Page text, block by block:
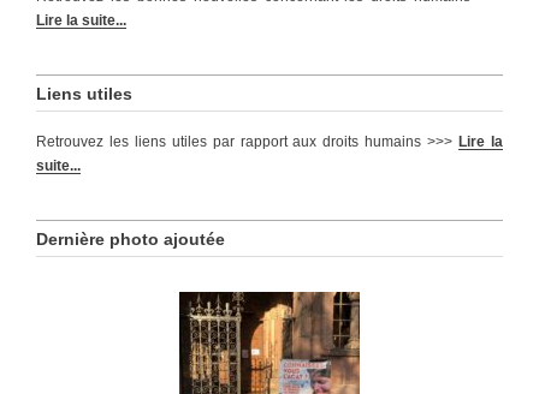
Lire la suite...
Liens utiles
Retrouvez les liens utiles par rapport aux droits humains >>> Lire la
suite...
Dernière photo ajoutée